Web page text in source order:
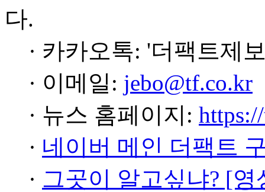
다.
· 카카오톡: '더팩트제
· 이메일: jebo@tf.co.kr
· 뉴스 홈페이지:
· 네이버 메인 더팩트
· 그곳이 알고싶냐? [